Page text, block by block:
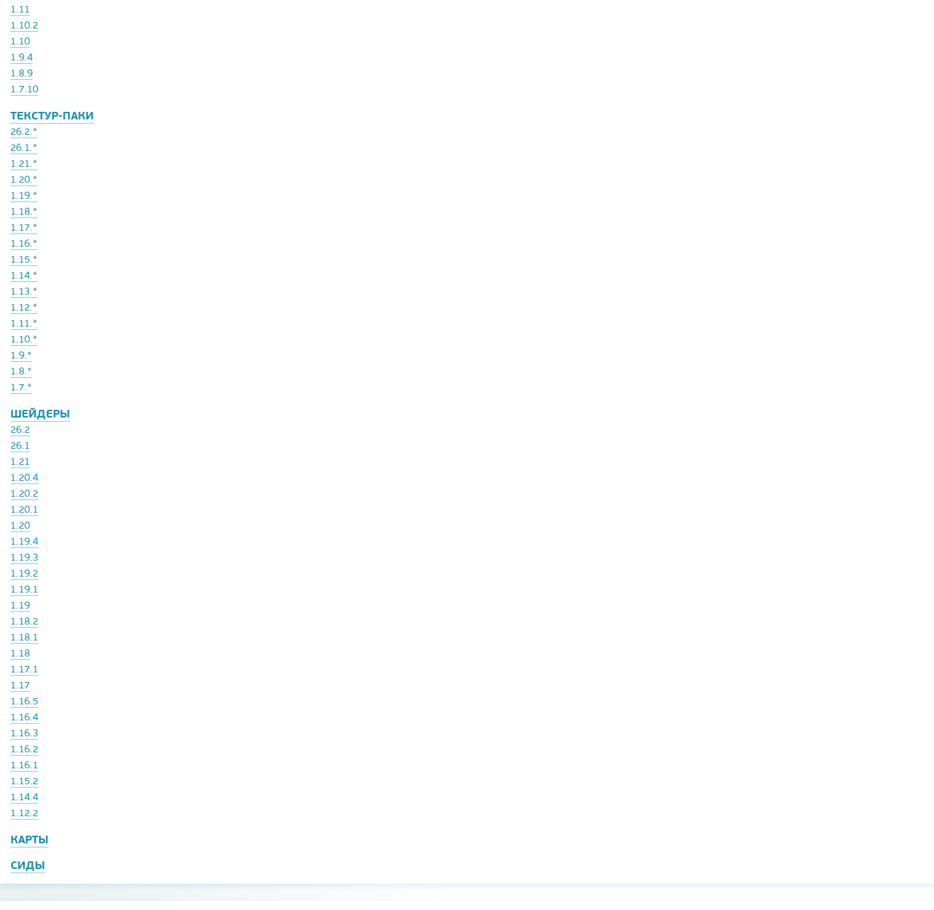
1.11
1.10.2
1.10
1.9.4
1.8.9
1.7.10
ТЕКСТУР-ПАКИ
26.2.*
26.1.*
1.21.*
1.20.*
1.19.*
1.18.*
1.17.*
1.16.*
1.15.*
1.14.*
1.13.*
1.12.*
1.11.*
1.10.*
1.9.*
1.8.*
1.7.*
ШЕЙДЕРЫ
26.2
26.1
1.21
1.20.4
1.20.2
1.20.1
1.20
1.19.4
1.19.3
1.19.2
1.19.1
1.19
1.18.2
1.18.1
1.18
1.17.1
1.17
1.16.5
1.16.4
1.16.3
1.16.2
1.16.1
1.15.2
1.14.4
1.12.2
КАРТЫ
СИДЫ